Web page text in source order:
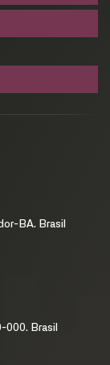
BA. Brasil
Brasil